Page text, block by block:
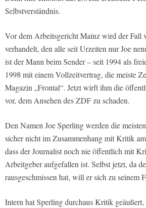
Selbstverständnis.
Vor dem Arbeitsgericht Mainz wird der Fall
verhandelt, den alle seit Urzeiten nur Joe
ist der Mann beim Sender – seit 1994 als
1998 mit einem Vollzeitvertrag, die meiste
Magazin „Frontal“. Jetzt wirft ihm die
vor, dem Ansehen des ZDF zu schaden.
Den Namen Joe Sperling werden die
sicher nicht im Zusammenhang mit Kritik
dass der Journalist noch nie öffentlich mit
Arbeitgeber aufgefallen ist. Selbst jetzt, da
rausgeschmissen hat, will er sich zu seinem
Intern hat Sperling durchaus Kritik geäußert,